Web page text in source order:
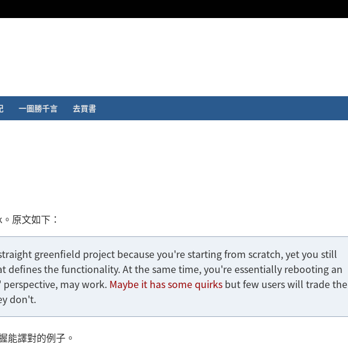
一圖勝千言 去買書
原文如下：
greenfield project because you're starting from scratch, yet you still
defines the functionality. At the same time, you're essentially rebooting an
may work. Maybe it has some quirksbut few users will trade the
don't.
能譯對的例子。